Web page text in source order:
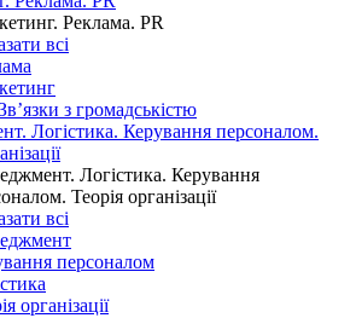
Реклама. PR
всі
з громадськістю
Логістика. Керування персоналом.
Логістика. Керування
Теорія організації
всі
персоналом
організації